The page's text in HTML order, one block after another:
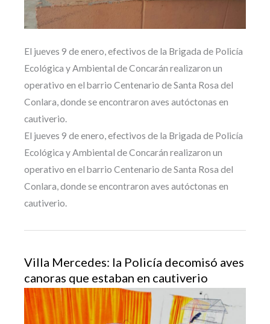
El jueves 9 de enero, efectivos de la Brigada de Policía
Ecológica y Ambiental de Concarán realizaron un
operativo en el barrio Centenario de Santa Rosa del
Conlara, donde se encontraron aves autóctonas en
cautiverio.
El jueves 9 de enero, efectivos de la Brigada de Policía
Ecológica y Ambiental de Concarán realizaron un
operativo en el barrio Centenario de Santa Rosa del
Conlara, donde se encontraron aves autóctonas en
cautiverio.
Villa Mercedes: la Policía decomisó aves
canoras que estaban en cautiverio